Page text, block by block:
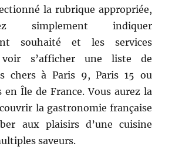
la rubrique appropriée,
simplement indiquer
souhaité et les services
s’afficher une liste de
chers à Paris 9, Paris 15 ou
Île de France. Vous aurez la
la gastronomie française
aux plaisirs d’une cuisine
saveurs.